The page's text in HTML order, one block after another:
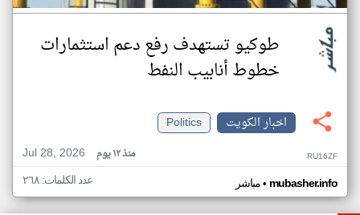
طوكيو تستهدف رفع دعم استثمارات
خطوط أنابيب النفط
اخبار الكويت
Politics
Jul 28, 2026
منذ ١٢ يوم RU16ZF
مباشر• mubasher.info عدد الكلمات: ٢٦٨